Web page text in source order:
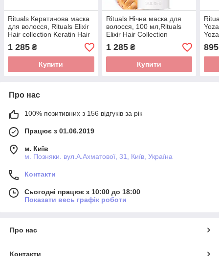
Rituals Кератинова маска
для волосся, Rituals Elixir
Hair collection Keratin Hair
Mask, 200 мл, Нідерланди
1 285 ₴
Купити
Rituals Нічна маска для
волосся, 100 мл,Rituals
Elixir Hair Collection
Overnight Hair Mask
Нідерланди
1 285₴
Купити
895
Про нас
100% позитивних з 156 відгуків за рік
Працює з 01.06.2019
м. Київ
м. Позняки. вул.А.Ахматової, 31, Київ, Україна
Контакти
Сьогодні працює з 10:00 до 18:00
Показати весь графік роботи
Про нас
Контакти